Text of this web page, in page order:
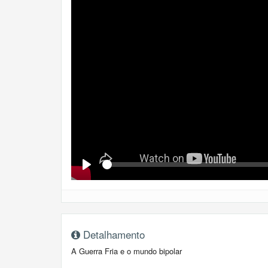
Play
Detalhamento
A Guerra Fria e o mundo bipolar